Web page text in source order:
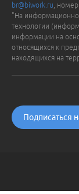
br@biwork.ru ,
"На
технологии
информации на
относящихся к
находящихся на
Подписаться